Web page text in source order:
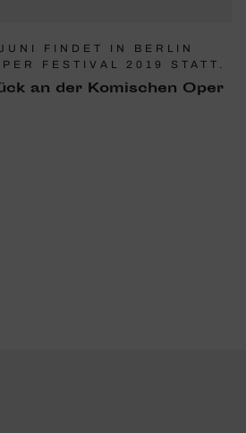
FINDET IN BERLIN
FESTIVAL 2019 STATT.
an der Komi­schen Oper